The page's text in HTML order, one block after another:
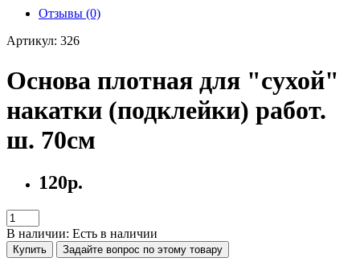
Отзывы (0)
Артикул: 326
Основа плотная для "сухой"
накатки (подклейки) работ.
ш. 70см
120р.
В наличии: Есть в наличии
Купить Задайте вопрос по этому товару